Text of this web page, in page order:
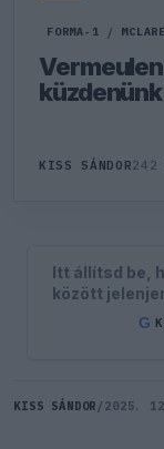
FORMA-1 /
KISS SÁNDOR242
Itt állítsd be,
között
G
KISS SÁNDOR / 2025.